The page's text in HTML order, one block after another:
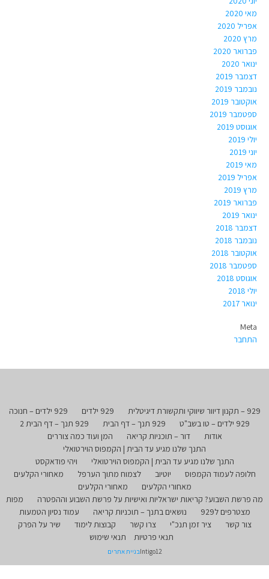
מאי 2020
אפריל 2020
מרץ 2020
פברואר 2020
ינואר 2020
דצמבר 2019
נובמבר 2019
אוקטובר 2019
ספטמבר 2019
אוגוסט 2019
יולי 2019
יוני 2019
מאי 2019
אפריל 2019
מרץ 2019
פברואר 2019
ינואר 2019
דצמבר 2018
נובמבר 2018
אוקטובר 2018
ספטמבר 2018
אוגוסט 2018
יולי 2018
ינואר 2017
Meta
התחבר
929 – תקנון דיוור שיווקי ותקשורת דיגיטלית 929 ילדים
929 ילדים – חנוכה
929 ילדים – טו בשב"ט
929 תנך – דף הבית
929 תנך – דף הבית 2
אודות
דור – תוכניות קריאה
המן ועוד כמה צוררים
התנך שלנו מגיע עד הבית | הקמפוס הוירטואלי
התנך שלנו מגיע עד הבית | הקמפוס הוירטואלי
ויהי פודאקסט
חלופה לעמוד הקמפוס
יוטיוב לצמוח מתוך הערפל
מאחורי הקלעים
מאחורי הקלעים
מאחורי הקלעים
מה פרשת השבוע? קריאות ישראליות ואישיות על פרשת השבוע וההפטרה
מפות
מצטרפים ל929
נושאים בתנך – תוכניות קריאה
עמוד נסיון הטמעות
צור קשר
ציר זמן תנכ"י צרו קשר קבוצות לימוד
שיר על הפרק
תנאי פרטיות
תנאי שימוש
Intigo12בניית אתרים